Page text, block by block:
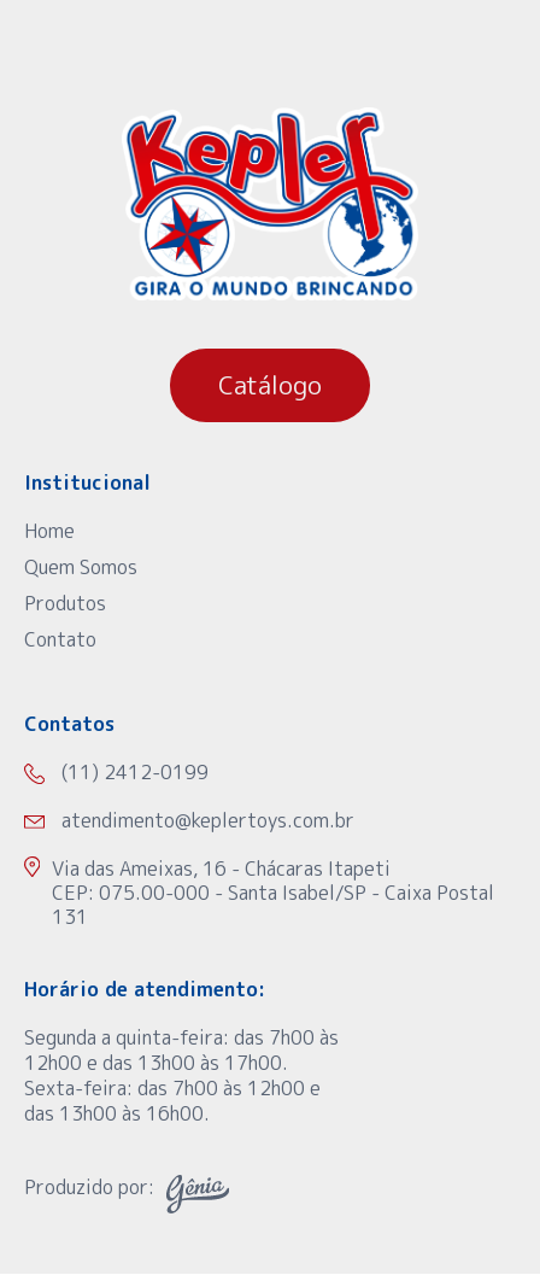
Catálogo
Institucional
Home
Quem Somos
Produtos
Contato
Contatos
(11) 2412-0199
atendimento@keplertoys.com.br
Via das Ameixas, 16 - Chácaras Itapeti
CEP: 075.00-000 - Santa Isabel/SP - Caixa Postal
131
Horário de atendimento:
Segunda a quinta-feira: das 7h00 às
12h00 e das 13h00 às 17h00.
Sexta-feira: das 7h00 às 12h00 e
das 13h00 às 16h00.
Produzido por: